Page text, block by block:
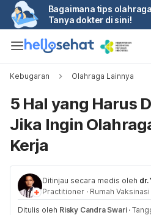
Bagaimana tips
Tanya dokter di sini!
Kebugaran Olahraga Lainnya
5 Hal yang Harus
Jika Ingin
Kerja
Ditinjau secara medis oleh dr.
Practitioner · Rumah
Ditulis oleh Risky Candra Swari ·